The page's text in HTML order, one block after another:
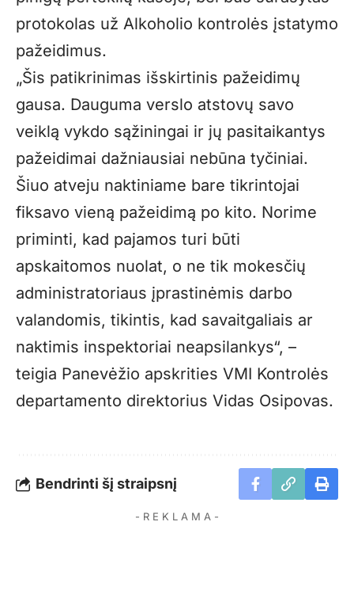
protokolas už Alkoholio kontrolės įstatymo
pažeidimus.
„Šis patikrinimas išskirtinis pažeidimų
gausa. Dauguma verslo atstovų savo
veiklą vykdo sąžiningai ir jų pasitaikantys
pažeidimai dažniausiai nebūna tyčiniai.
Šiuo atveju naktiniame bare tikrintojai
fiksavo vieną pažeidimą po kito. Norime
priminti, kad pajamos turi būti
apskaitomos nuolat, o ne tik mokesčių
administratoriaus įprastinėmis darbo
valandomis, tikintis, kad savaitgaliais ar
naktimis inspektoriai neapsilankys“, –
teigia Panevėžio apskrities VMI Kontrolės
departamento direktorius Vidas Osipovas.
Bendrinti šį straipsnį
- R E K L A M A -